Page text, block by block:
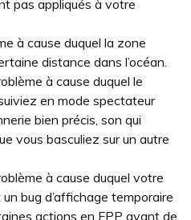
pas appliqués à votre
à cause duquel la zone
distance dans l’océan.
à cause duquel le
en mode spectateur
bien précis, son qui
vous basculiez sur un autre
à cause duquel votre
bug d’affichage temporaire
actions en FPP avant de